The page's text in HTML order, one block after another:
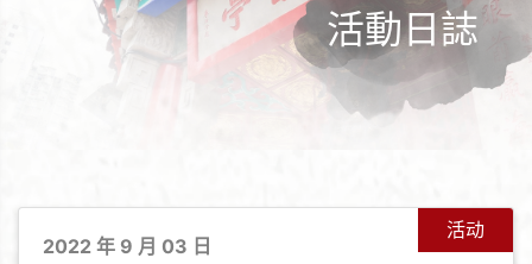
+
活動日誌
活动
2022 年 9 月 03 日